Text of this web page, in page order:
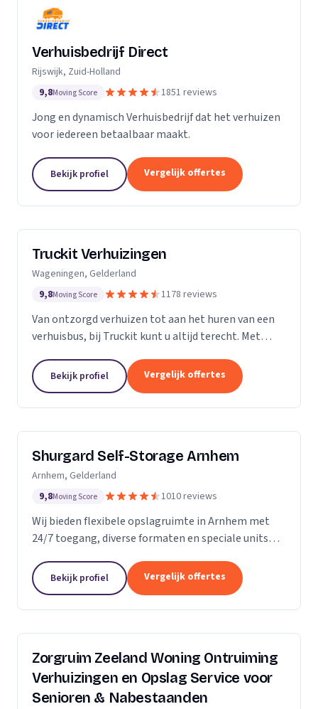
Verhuisbedrijf Direct
Rijswijk, Zuid-Holland
9,8Moving Score 1851 reviews
Jong en dynamisch Verhuisbedrijf dat het verhuizen
voor iedereen betaalbaar maakt.
Bekijk profiel Vergelijk offertes
Truckit Verhuizingen
Wageningen, Gelderland
9,8Moving Score 1178 reviews
Van ontzorgd verhuizen tot aan het huren van een
verhuisbus, bij Truckit kunt u altijd terecht. Met
klanten geholpen door heel Nederland.
Bekijk profiel Vergelijk offertes
Shurgard Self-Storage Arnhem
Arnhem, Gelderland
9,8Moving Score 1010 reviews
Wij bieden flexibele opslagruimte in Arnhem met
24/7 toegang, diverse formaten en speciale units
opslag.Bekijk profiel Vergelijk offertes
Zorgruim Zeeland Woning Ontruiming
Verhuizingen en Opslag Service voor
Senioren & Nabestaanden